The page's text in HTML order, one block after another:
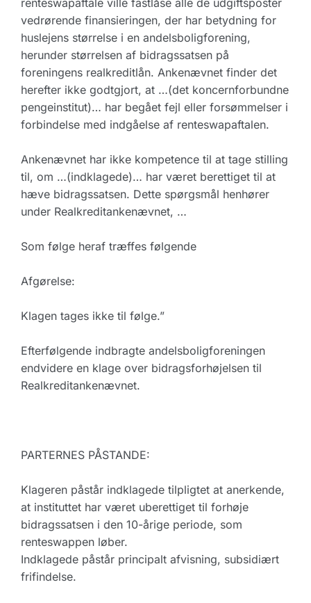
renteswapaftale ville fastlåse alle de udgiftsposter
vedrørende finansieringen, der har betydning for
huslejens størrelse i en andelsboligforening,
herunder størrelsen af bidragssatsen på
foreningens realkreditlån. Ankenævnet finder det
herefter ikke godtgjort, at …(det koncernforbundne
pengeinstitut)… har begået fejl eller forsømmelser i
forbindelse med indgåelse af renteswapaftalen.
Ankenævnet har ikke kompetence til at tage stilling
til, om …(indklagede)… har været berettiget til at
hæve bidragssatsen. Dette spørgsmål henhører
under Realkreditankenævnet, …
Som følge heraf træffes følgende
Afgørelse:
Klagen tages ikke til følge.”
Efterfølgende indbragte andelsboligforeningen
endvidere en klage over bidragsforhøjelsen til
Realkreditankenævnet.
PARTERNES PÅSTANDE:
Klageren påstår indklagede tilpligtet at anerkende,
at instituttet har været uberettiget til forhøje
bidragssatsen i den 10-årige periode, som
renteswappen løber.
Indklagede påstår principalt afvisning, subsidiært
frifindelse.